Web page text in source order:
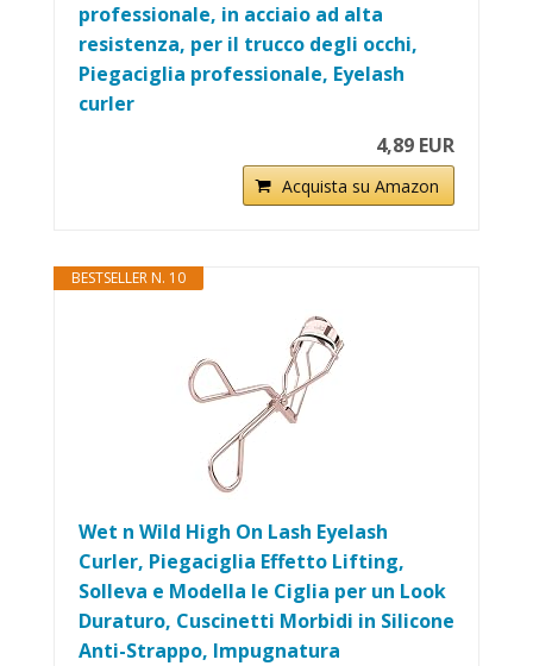
professionale, in acciaio ad alta
resistenza, per il trucco degli occhi,
Piegaciglia professionale, Eyelash
curler
4,89 EUR
Acquista su Amazon
BESTSELLER N. 10
Wet n Wild High On Lash Eyelash
Curler, Piegaciglia Effetto Lifting,
Solleva e Modella le Ciglia per un Look
Duraturo, Cuscinetti Morbidi in Silicone
Anti-Strappo, Impugnatura